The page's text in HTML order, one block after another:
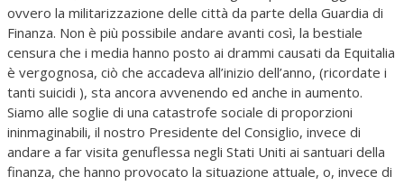
ovvero la militarizzazione delle città da parte della Guardia di
Finanza. Non è più possibile andare avanti così, la bestiale
censura che i media hanno posto ai drammi causati da Equitalia
è vergognosa, ciò che accadeva all’inizio dell’anno, (ricordate i
tanti suicidi ), sta ancora avvenendo ed anche in aumento.
Siamo alle soglie di una catastrofe sociale di proporzioni
ininmaginabili, il nostro Presidente del Consiglio, invece di
andare a far visita genuflessa negli Stati Uniti ai santuari della
finanza, che hanno provocato la situazione attuale, o, invece di